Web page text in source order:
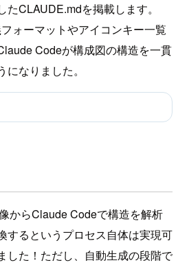
CLAUDE.mdを掲載します。
ォーマットやアイコンキー一覧
Codeが構成図の構造を一貫
なりました。
からClaude Codeで構造を解析
するというプロセス自体は実現可
した！ただし、自動生成の段階で